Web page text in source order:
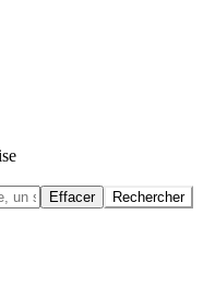
Effacer Rechercher